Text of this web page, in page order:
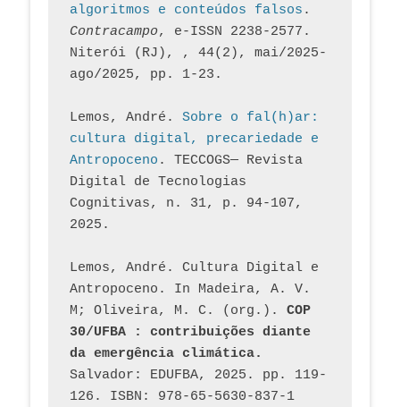
algoritmos e conteúdos falsos
Contracampo, e-ISSN 2238-2577.
Niterói (RJ), , 44(2), mai/2025-
ago/2025, pp. 1-23.
Lemos, André. Sobre o fal(h)ar:
cultura digital, precariedade e
Antropoceno . TECCOGS— Revista
Digital de Tecnologias
Cognitivas, n. 31, p. 94-107,
2025.
Lemos, André. Cultura Digital e
Antropoceno. In Madeira, A. V.
M; Oliveira, M. C. (org.). COP
30/UFBA : contribuições diante
da emergência climática.
Salvador: EDUFBA, 2025. pp. 119-
126. ISBN: 978-65-5630-837-1